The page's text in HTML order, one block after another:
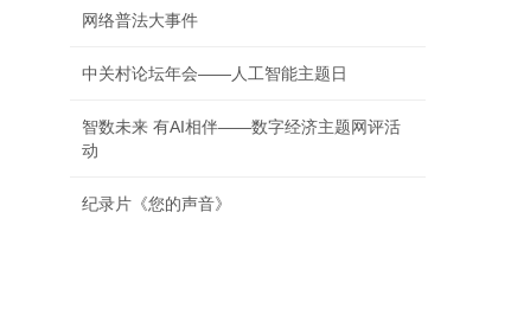
网络普法大事件
中关村论坛年会——人工智能主题日
智数未来 有AI相伴——数字经济主题网评活
动
纪录片《您的声音》